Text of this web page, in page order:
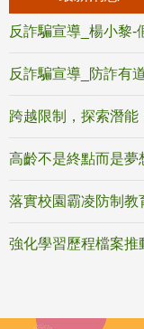
反詐騙宣導_楊小黎-
反詐騙宣導_防詐有
跨越限制，探索潛
高齡不是終點而是夢
落實校園霸凌防制教
強化學習歷程檔案推